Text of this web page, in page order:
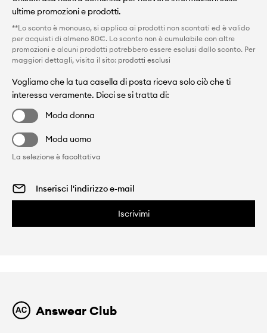
ultime promozioni e prodotti.
**Lo sconto è monouso, si applica ai prodotti non scontati ed è valido
per acquisti di almeno 80€. Lo sconto non è cumulabile con altre
promozioni e alcuni prodotti potrebbero essere esclusi dallo sconto. Per
maggiori dettagli, visita il sito: prodotti esclusi
Vogliamo che la tua casella di posta riceva solo ciò che ti
interessa veramente. Dicci se si tratta di:
Moda donna
Moda uomo
La selezione è facoltativa
Iscrivimi
Answear Club